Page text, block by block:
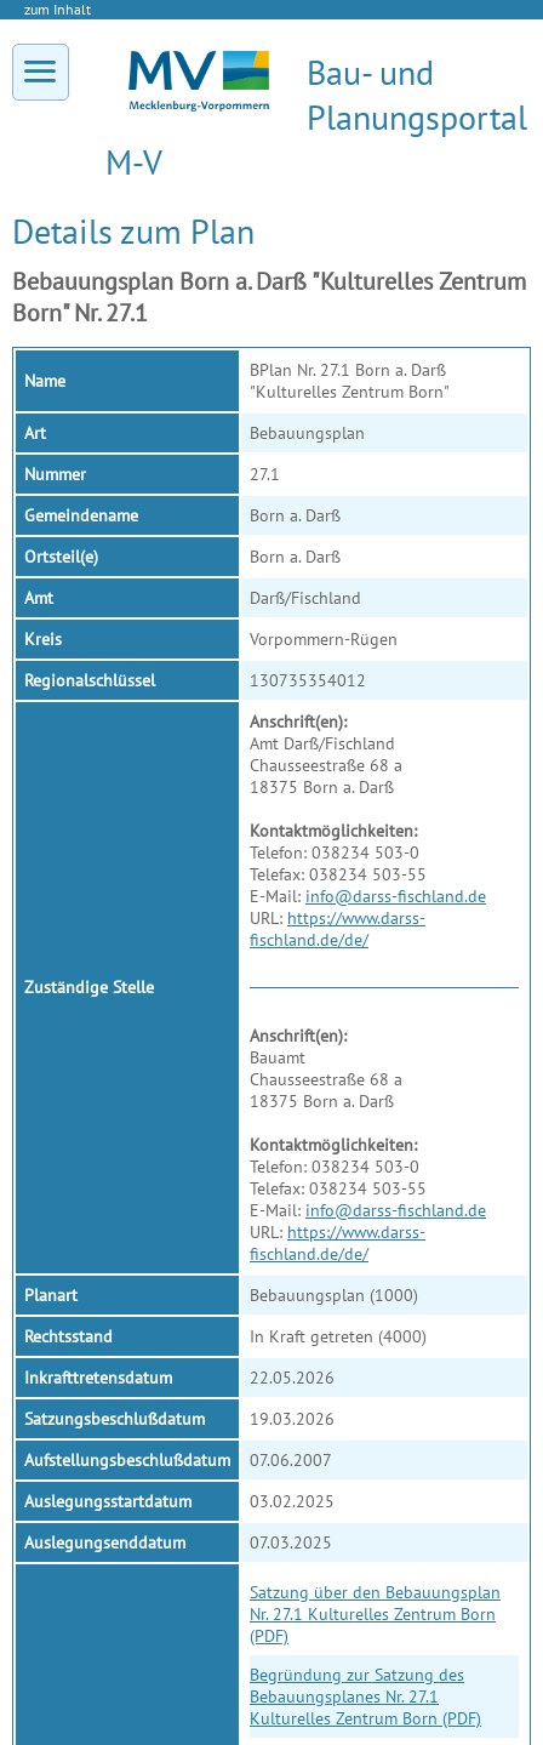
zum Inhalt
Bau- und
Planungsportal
M-V
Details zum Plan
Bebauungsplan Born a. Darß "Kulturelles Zentrum
Born" Nr. 27.1
Name
BPlan Nr. 27.1 Born a. Darß
"Kulturelles Zentrum Born"
Art
Bebauungsplan
Nummer
27.1
Gemeindename
Born a. Darß
Ortsteil(e)
Born a. Darß
Amt
Darß/Fischland
Kreis
Vorpommern-Rügen
Regionalschlüssel
130735354012
Zuständige Stelle
Anschrift(en):
Amt Darß/Fischland
Chausseestraße 68 a
18375 Born a. Darß
Kontaktmöglichkeiten:
Telefon: 038234 503-0
Telefax: 038234 503-55
E-Mail: info@darss-fischland.de
URL: https://www.darss-
fischland.de/de/
Anschrift(en):
Bauamt
Chausseestraße 68 a
18375 Born a. Darß
Kontaktmöglichkeiten:
Telefon: 038234 503-0
Telefax: 038234 503-55
E-Mail: info@darss-fischland.de
URL: https://www.darss-
fischland.de/de/
Planart
Bebauungsplan (1000)
Rechtsstand
In Kraft getreten (4000)
Inkrafttretensdatum
22.05.2026
Satzungsbeschlußdatum
19.03.2026
Aufstellungsbeschlußdatum
07.06.2007
Auslegungsstartdatum
03.02.2025
Auslegungsenddatum
07.03.2025
Satzung über den Bebauungsplan
Nr. 27.1 Kulturelles Zentrum Born
(PDF)
Begründung zur Satzung des
Bebauungsplanes Nr. 27.1
Kulturelles Zentrum Born (PDF)